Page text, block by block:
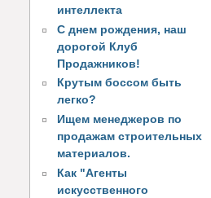
интеллекта
С днем рождения, наш
дорогой Клуб
Продажников!
Крутым боссом быть
легко?
Ищем менеджеров по
продажам строительных
материалов.
Как "Агенты
искусственного